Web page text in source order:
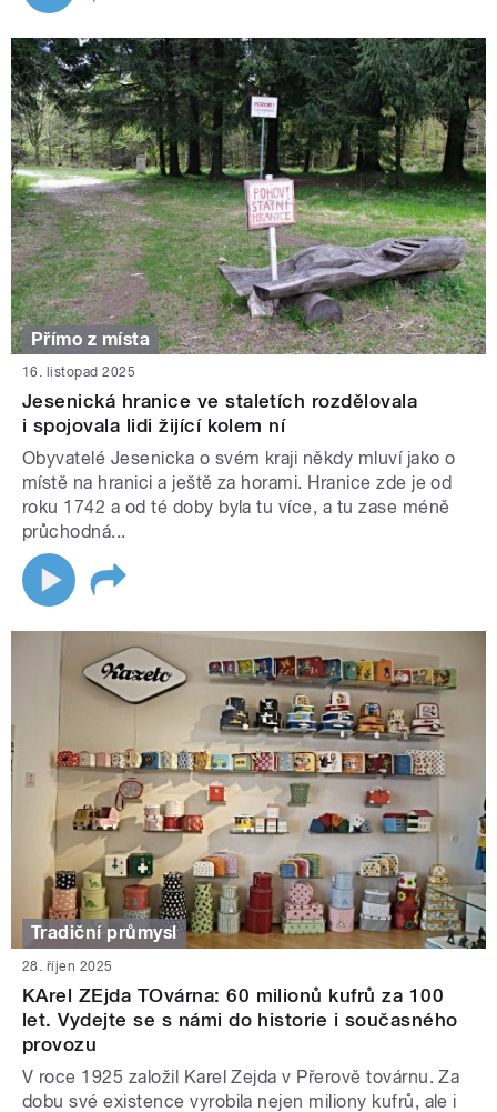
Přímo z místa
16. listopad 2025
Jesenická hranice ve staletích rozdělovala
i spojovala lidi žijící kolem ní
Obyvatelé Jesenicka o svém kraji někdy mluví jako o
místě na hranici a ještě za horami. Hranice zde je od
roku 1742 a od té doby byla tu více, a tu zase méně
průchodná...
Tradiční průmysl
28. říjen 2025
KArel ZEjda TOvárna: 60 milionů kufrů za 100
let. Vydejte se s námi do historie i současného
provozu
V roce 1925 založil Karel Zejda v Přerově továrnu. Za
dobu své existence vyrobila nejen miliony kufrů, ale i